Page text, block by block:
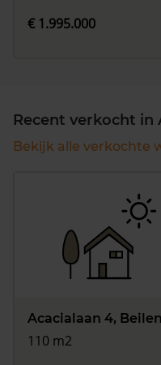
€ 1.995.000
Recent verkocht in
Bekijk alle verkochte
Acacialaan 4, Beilen
110 m2